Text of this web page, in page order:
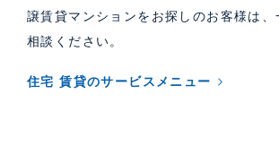
譲賃貸マンションをお探しのお客様は
相談ください。
住宅 賃貸のサービスメニュー